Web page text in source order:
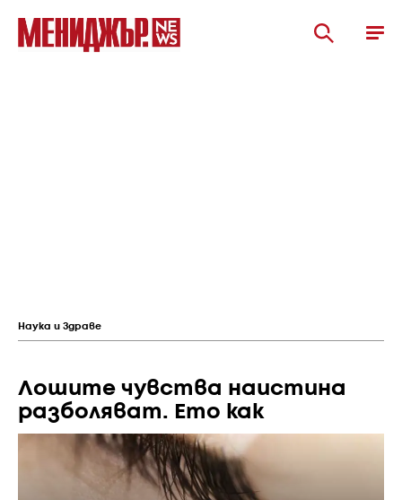
Наука и Здраве
Лошите чувства наистина
разболяват. Ето как